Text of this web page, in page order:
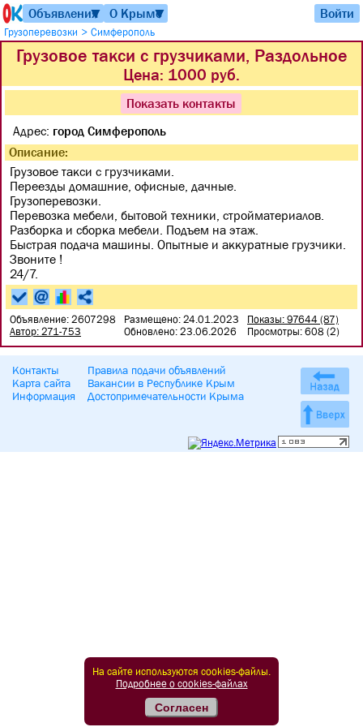
Объявления
▼ О Крыме
▼ Войти
Грузоперевозки > Симферополь
Грузовое такси с грузчиками, Раздольное
Цена: 1000 руб.
Показать контакты
Адрес: город Симферополь
Описание:
Грузовое такси с грузчиками.
Переезды домашние, офисные, дачные.
Грузоперевозки.
Перевозка мебели, бытовой техники, стройматериалов.
Разборка и сборка мебели. Подъем на этаж.
Быстрая подача машины. Опытные и аккуратные грузчики.
Звоните !
24/7.
Объявление: 2607298
Автор: 271-753
Размещено: 24.01.2023
Обновлено: 23.06.2026
Показы: 97644 (87)
Просмотры: 608 (2)
Контакты
Карта сайта
Информация
Правила подачи объявлений
Вакансии в Республике Крым
Достопримечательности Крыма
На сайте используются cookies-файлы.
Подробнее о cookies-файлах
Согласен